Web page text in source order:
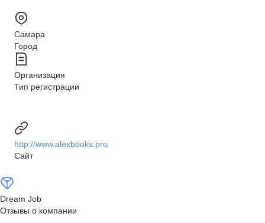
Самара
Город
Организация
Тип регистрации
http://www.alexbooks.pro
Сайт
Dream Job
Отзывы о компании